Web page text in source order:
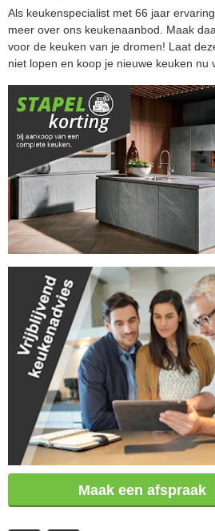
Als keukenspecialist met 66 jaar
meer over ons keukenaanbod. Maak
voor de keuken van je dromen! Laat
niet lopen en koop je nieuwe keuken nu
Maak een afspraak